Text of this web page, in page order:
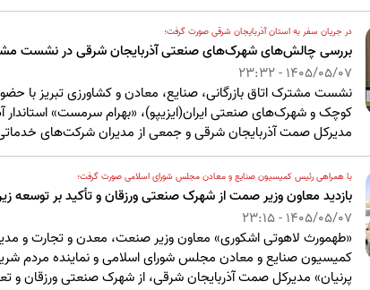
در جریان سفر به استان آذربایجان شرقی صورت گرفت؛
بررسی چالش‌های شهرک‌های صنعتی آذربایجان شرقی در نشست مشترک
1405/05/07 - 23:32
نشست مشترک اتاق بازرگانی، صنایع، معادن و کشاورزی تبریز با
کوچک و شهرک‌های صنعتی ایران(ایزیپو)، «بهرام سرمست»
مدیرکل صمت آذربایجان شرقی و جمعی از مدیران شرکت‌های
با همراهی رئیس کمیسیون صنایع و معادن مجلس شورای اسلامی صورت گرفت؛
بازدید معاون وزیر صمت از شهرک صنعتی ورزقان و تأکید بر توسعه
1405/05/07 - 23:15
«طهمورث لاهوتی اشکوری» معاون وزیر صنعت، معدن و تجارت و
کمیسیون صنایع و معادن مجلس شورای اسلامی و نماینده مردم
پرنیان» مدیرکل صمت آذربایجان شرقی، از شهرک صنعتی ورزقان و